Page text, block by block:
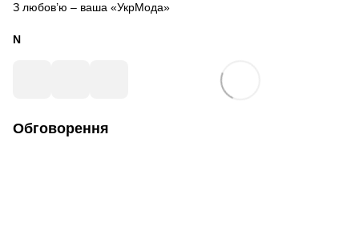
З любов’ю – ваша «УкрМода»
N
Обговорення